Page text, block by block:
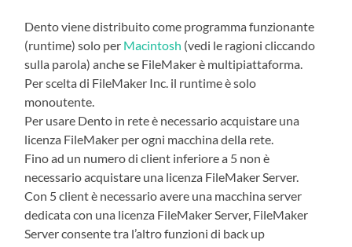
Dento viene distribuito come programma funzionante
(runtime) solo per Macintosh (vedi le ragioni cliccando
sulla parola) anche se FileMaker è multipiattaforma.
Per scelta di FileMaker Inc. il runtime è solo
monoutente.
Per usare Dento in rete è necessario acquistare una
licenza FileMaker per ogni macchina della rete.
Fino ad un numero di client inferiore a 5 non è
necessario acquistare una licenza FileMaker Server.
Con 5 client è necessario avere una macchina server
dedicata con una licenza FileMaker Server, FileMaker
Server consente tra l’altro funzioni di back up